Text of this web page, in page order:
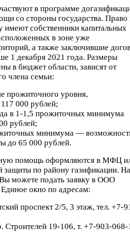
в программе
со стороны государства. Право
собственники капитальных
в зоне уже
а также заключившие
1 декабря 2021 года. Размеры
в бюджет области, зависят от
члена семьи:
прожиточного уровня,
000 рублей;
в 1-1,5 прожиточных минимума
рублей;
минимума —
до 65 000 рублей.
помощь оформляются в МФЦ
защиты по району газификации. На
можете подать заявку в ООО
Единое окно по адресам:
проспект 2/5, 3 этаж, тел. +7-
Строителей 19-106, т. +7-903-